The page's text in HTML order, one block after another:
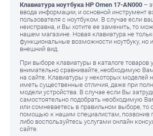
Клавиатура ноутбука HP Omen 17-AN000 –
ввода информации, и основной инструмент
пользователя с ноутбуком. В случае если
неисправна, и Вы хотите ее заменить, то
нашем магазине. Новая клавиатура не
функциональные возможности ноутбуку, но
внешний вид.
При выборе клавиатуры в каталоге товаров
внимательно сравнивайте, необходимую
на сайте. Клавиатуры у некоторых моделей
иметь существенные отличия, даже при
модели устройства. В случае если Вы
самостоятельно подобрать необходимую
или сомневаетесь в правильном выборе, то
помощью к нашим специалистам, позвонив
либо воспользуйтесь услугами онлайн
сайте.